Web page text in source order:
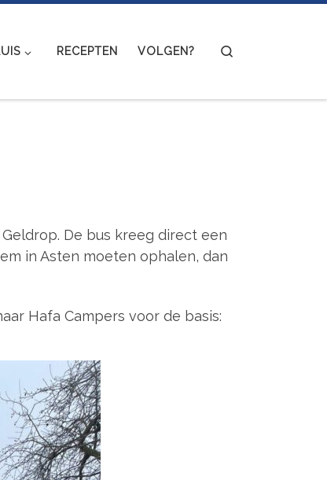
RECEPTEN VOLGEN?
De bus kreeg direct een
in Asten moeten ophalen, dan
Hafa Campers voor de basis: